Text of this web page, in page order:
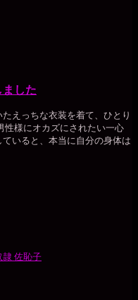
した
えっちな衣装を着て、ひとり
性様にオカズにされたい一心
いると、本当に自分の身体は
隷 佐恥子